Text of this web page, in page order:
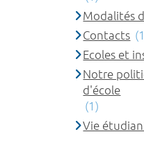
Modalités
Contacts
Ecoles et
Notre
d'école
(1)
Vie